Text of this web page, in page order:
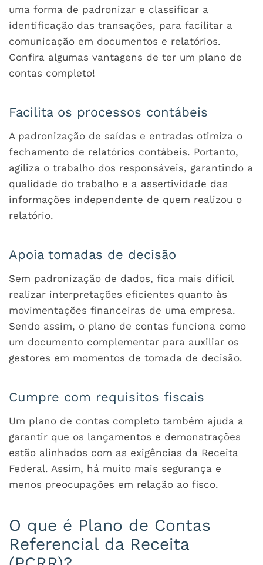
uma forma de padronizar e classificar a
identificação das transações, para facilitar a
comunicação em documentos e relatórios.
Confira algumas vantagens de ter um plano de
contas completo!
Facilita os processos contábeis
A padronização de saídas e entradas otimiza o
fechamento de relatórios contábeis. Portanto,
agiliza o trabalho dos responsáveis, garantindo a
qualidade do trabalho e a assertividade das
informações independente de quem realizou o
relatório.
Apoia tomadas de decisão
Sem padronização de dados, fica mais difícil
realizar interpretações eficientes quanto às
movimentações financeiras de uma empresa.
Sendo assim, o plano de contas funciona como
um documento complementar para auxiliar os
gestores em momentos de tomada de decisão.
Cumpre com requisitos fiscais
Um plano de contas completo também ajuda a
garantir que os lançamentos e demonstrações
estão alinhados com as exigências da Receita
Federal. Assim, há muito mais segurança e
menos preocupações em relação ao fisco.
O que é Plano de Contas
Referencial da Receita